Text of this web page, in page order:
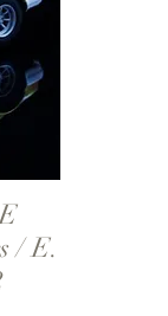
/ E.